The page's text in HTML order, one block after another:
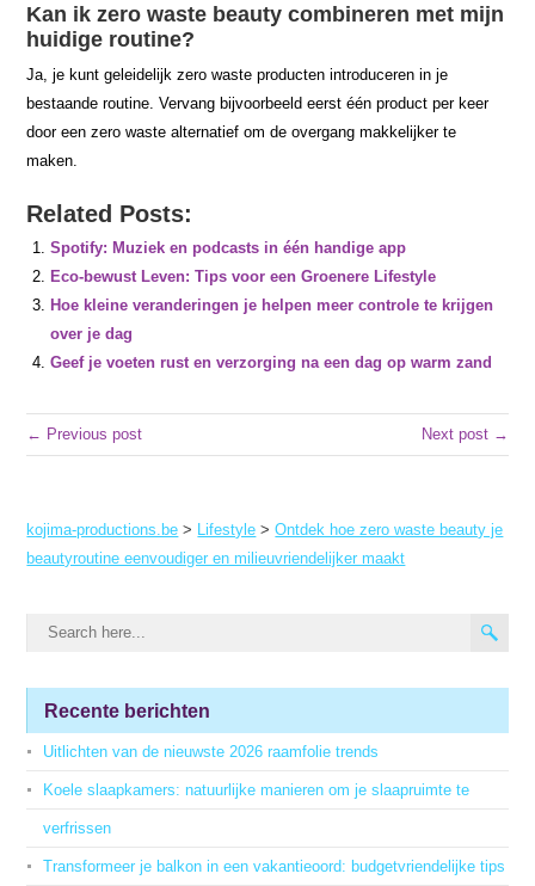
Kan ik zero waste beauty combineren met mijn
huidige routine?
Ja, je kunt geleidelijk zero waste producten introduceren in je
bestaande routine. Vervang bijvoorbeeld eerst één product per keer
door een zero waste alternatief om de overgang makkelijker te
maken.
Related Posts:
Spotify: Muziek en podcasts in één handige app
Eco-bewust Leven: Tips voor een Groenere Lifestyle
Hoe kleine veranderingen je helpen meer controle te krijgen
over je dag
Geef je voeten rust en verzorging na een dag op warm zand
← Previous post Next post →
kojima-productions.be > Lifestyle >Ontdek hoe zero waste beauty je
beautyroutine eenvoudiger en milieuvriendelijker maakt
Recente berichten
Uitlichten van de nieuwste 2026 raamfolie trends
Koele slaapkamers: natuurlijke manieren om je slaapruimte te
verfrissen
Transformeer je balkon in een vakantieoord: budgetvriendelijke tips